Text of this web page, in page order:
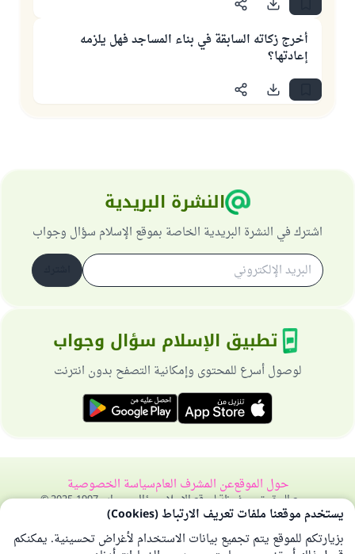
أخرج زكاته السابقة في بناء المساجد فهل يلزمه
إعادتها؟
النشرة البريدية
اشترك في النشرة البريدية الخاصة بموقع الإسلام سؤال وجواب
تطبيق الإسلام سؤال وجواب
لوصول أسرع للمحتوى وإمكانية التصفح بدون انترنت
حول الموقععن المشرف العامسياسة الخصوصية
جميع الحقوق محفوظة لموقع الإسلام سؤال وجواب 1997-2025 ©
يستخدم موقعنا ملفات تعريف الارتباط (Cookies)
بزيارتكم للموقع يتم تجميع بيانات الاستخدام لأغراض تحسينية. يمكنكم